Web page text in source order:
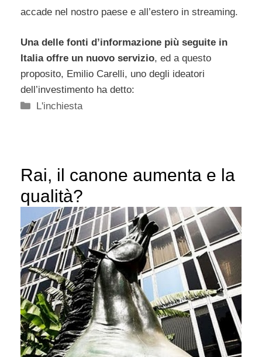
accade nel nostro paese e all’estero in streaming.
Una delle fonti d’informazione più seguite in
Italia offre un nuovo servizio, ed a questo
proposito, Emilio Carelli, uno degli ideatori
dell’investimento ha detto:
Categorie
L'inchiesta
Rai, il canone aumenta e la
qualità?